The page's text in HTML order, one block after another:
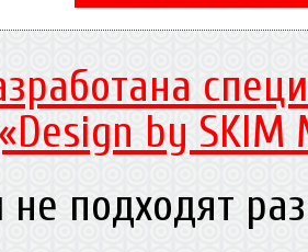
by SKIM
не подходят